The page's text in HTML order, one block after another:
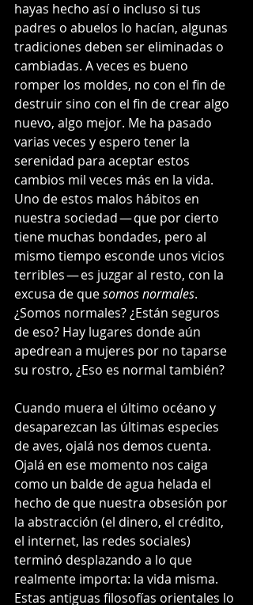
hayas hecho así o incluso si tus
padres o abuelos lo hacían, algunas
tradiciones deben ser eliminadas o
cambiadas. A veces es bueno
romper los moldes, no con el fin de
destruir sino con el fin de crear algo
nuevo, algo mejor. Me ha pasado
varias veces y espero tener la
serenidad para aceptar estos
cambios mil veces más en la vida.
Uno de estos malos hábitos en
nuestra sociedad — que por cierto
tiene muchas bondades, pero al
mismo tiempo esconde unos vicios
terribles — es juzgar al resto, con la
excusa de que somos normales.
¿Somos normales? ¿Están seguros
de eso? Hay lugares donde aún
apedrean a mujeres por no taparse
su rostro, ¿Eso es normal también?
Cuando muera el último océano y
desaparezcan las últimas especies
de aves, ojalá nos demos cuenta.
Ojalá en ese momento nos caiga
como un balde de agua helada el
hecho de que nuestra obsesión por
la abstracción (el dinero, el crédito,
el internet, las redes sociales)
terminó desplazando a lo que
realmente importa: la vida misma.
Estas antiguas filosofías orientales lo